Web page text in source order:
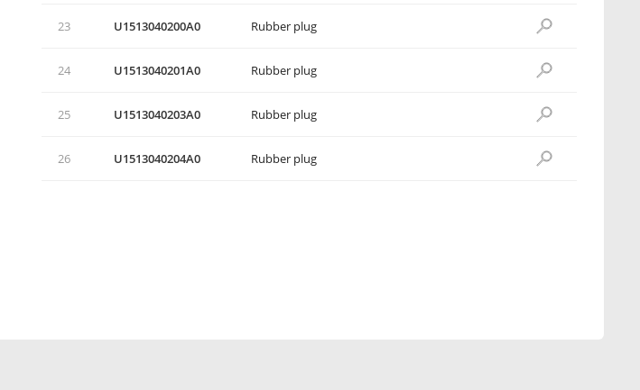
23 U1513040200A0 Rubber plug
24 U1513040201A0 Rubber plug
25 U1513040203A0 Rubber plug
26 U1513040204A0 Rubber plug